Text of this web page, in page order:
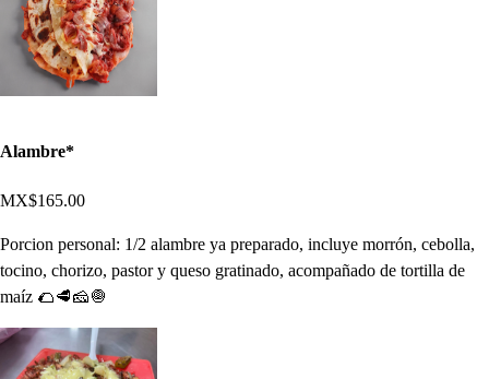
Alambre*
MX$165.00
Porcion personal: 1/2 alambre ya preparado, incluye morrón, cebolla,
tocino, chorizo, pastor y queso gratinado, acompañado de tortilla de
maíz 🌮🥩🧀🧅